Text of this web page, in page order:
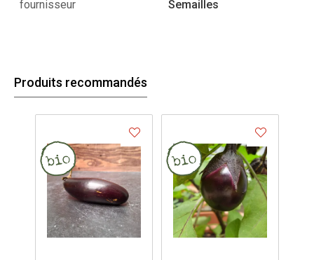
fournisseur
Semailles
Produits recommandés